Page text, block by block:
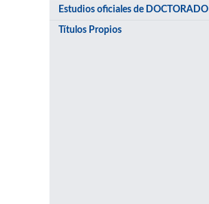
Estudios oficiales de DOCTORADO
Títulos Propios